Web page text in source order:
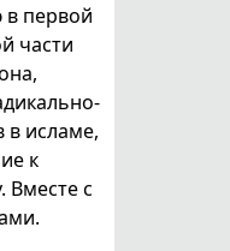
первой
части
в исламе,
к
Вместе с